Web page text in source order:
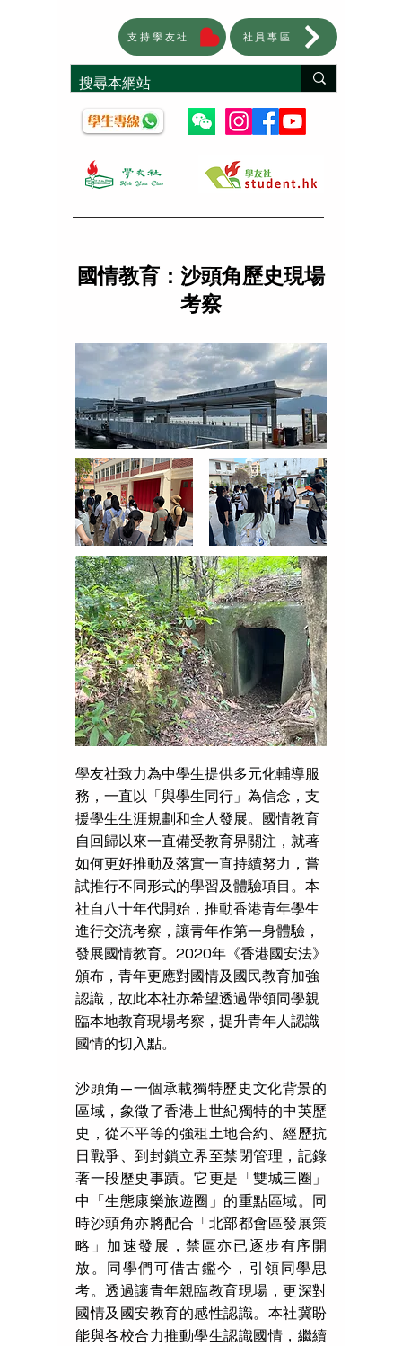
支持學友社 社員專區
國情教育：沙頭角歷史現場
考察
學友社致力為中學生提供多元化輔導服
務，一直以「與學生同行」為信念，支
援學生生涯規劃和全人發展。國情教育
自回歸以來一直備受教育界關注，就著
如何更好推動及落實一直持續努力，嘗
試推行不同形式的學習及體驗項目。本
社自八十年代開始，推動香港青年學生
進行交流考察，讓青年作第一身體驗，
發展國情教育。2020年《香港國安法》
頒布，青年更應對國情及國民教育加強
認識，故此本社亦希望透過帶領同學親
臨本地教育現場考察，提升青年人認識
國情的切入點。
沙頭角—一個承載獨特歷史文化背景的
區域，象徵了香港上世紀獨特的中英歷
史，從不平等的強租土地合約、經歷抗
日戰爭、到封鎖立界至禁閉管理，記錄
著一段歷史事蹟。它更是「雙城三圈」
中「生態康樂旅遊圈」的重點區域。同
時沙頭角亦將配合「北部都會區發展策
略」加速發展，禁區亦已逐步有序開
放。同學們可借古鑑今，引領同學思
考。透過讓青年親臨教育現場，更深對
國情及國安教育的感性認識。本社冀盼
能與各校合力推動學生認識國情，繼續